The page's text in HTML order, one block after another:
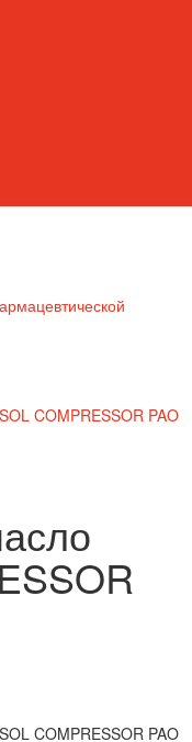
COMPRESSOR PAO
COMPRESSOR PAO